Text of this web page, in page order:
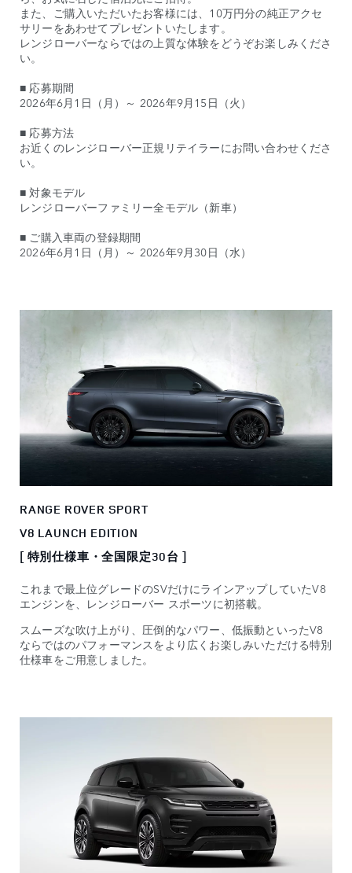
また、ご購入いただいたお客様には、10万円分の純正アクセ
サリーをあわせてプレゼントいたします。
レンジローバーならではの上質な体験をどうぞお楽しみくださ
い。
■ 応募期間
2026年6月1日（月）～ 2026年9月15日（火）
■ 応募方法
お近くのレンジローバー正規リテイラーにお問い合わせくださ
い。
■ 対象モデル
レンジローバーファミリー全モデル（新車）
■ ご購入車両の登録期間
2026年6月1日（月）～ 2026年9月30日（水）
RANGE ROVER SPORT
V8 LAUNCH EDITION
[ 特別仕様車・全国限定30台 ]
これまで最上位グレードのSVだけにラインアップしていたV8
エンジンを、レンジローバー スポーツに初搭載。
スムーズな吹け上がり、圧倒的なパワー、低振動といったV8
ならではのパフォーマンスをより広くお楽しみいただける特別
仕様車をご用意しました。